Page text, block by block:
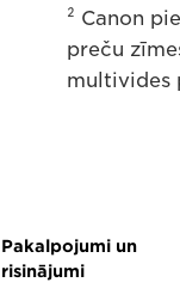
² Canon
preču
multivides
Pakalpojumi un
risinājumi